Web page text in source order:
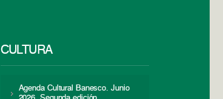
CULTURA
Agenda Cultural Banesco. Junio